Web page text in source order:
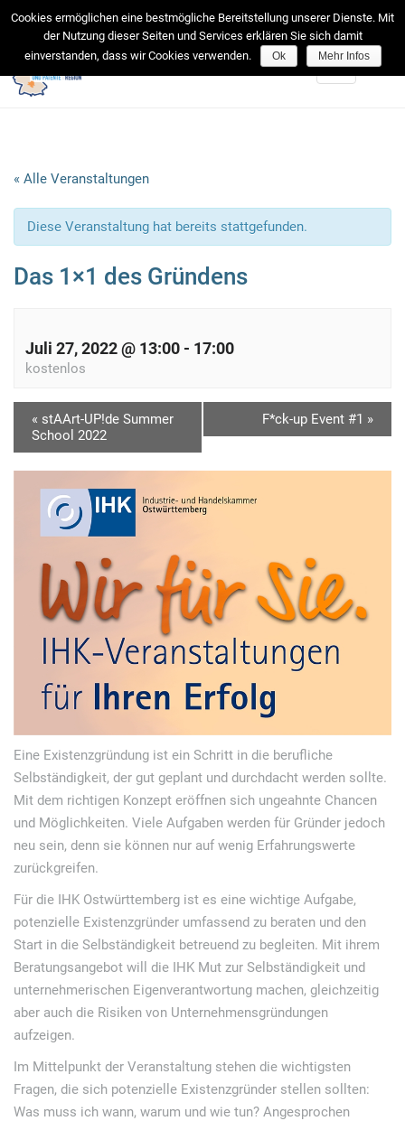
facebook
Toggle
« Alle Veranstaltungen
Diese Veranstaltung hat bereits stattgefunden.
Das 1×1 des Gründens
Juli 27, 2022 @ 13:00 - 17:00
kostenlos
r
g
N
a
v
i
g
a
t
i
o
n
« stAArt-UP!de Summer
School 2022
F*ck-up Event #1 »
Eine Existenzgründung ist ein Schritt in die berufliche
Selbständigkeit, der gut geplant und durchdacht werden sollte.
Mit dem richtigen Konzept eröffnen sich ungeahnte Chancen
und Möglichkeiten. Viele Aufgaben werden für Gründer jedoch
neu sein, denn sie können nur auf wenig Erfahrungswerte
zurückgreifen.
Für die IHK Ostwürttemberg ist es eine wichtige Aufgabe,
potenzielle Existenzgründer umfassend zu beraten und den
Start in die Selbständigkeit betreuend zu begleiten. Mit ihrem
Beratungsangebot will die IHK Mut zur Selbständigkeit und
unternehmerischen Eigenverantwortung machen, gleichzeitig
aber auch die Risiken von Unternehmensgründungen
aufzeigen.
Im Mittelpunkt der Veranstaltung stehen die wichtigsten
Fragen, die sich potenzielle Existenzgründer stellen sollten:
Was muss ich wann, warum und wie tun? Angesprochen
Cookies ermöglichen eine bestmögliche Bereitstellung unserer Dienste. Mit
der Nutzung dieser Seiten und Services erklären Sie sich damit
einverstanden, dass wir Cookies verwenden.
Ok Mehr Infos